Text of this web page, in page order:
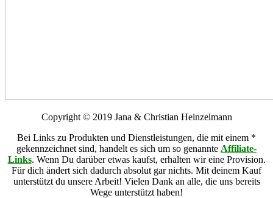
Copyright © 2019 Jana & Christian Heinzelmann
Bei Links zu Produkten und Dienstleistungen, die mit einem *
gekennzeichnet sind, handelt es sich um so genannte Affiliate-
Links. Wenn Du darüber etwas kaufst, erhalten wir eine Provision.
Für dich ändert sich dadurch absolut gar nichts. Mit deinem Kauf
unterstützt du unsere Arbeit! Vielen Dank an alle, die uns bereits
Wege unterstützt haben!